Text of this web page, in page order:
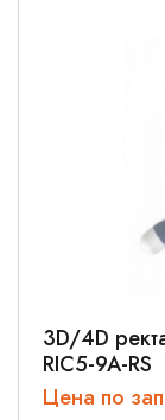
3D/4D
RIC5-9A-RS
Цена по